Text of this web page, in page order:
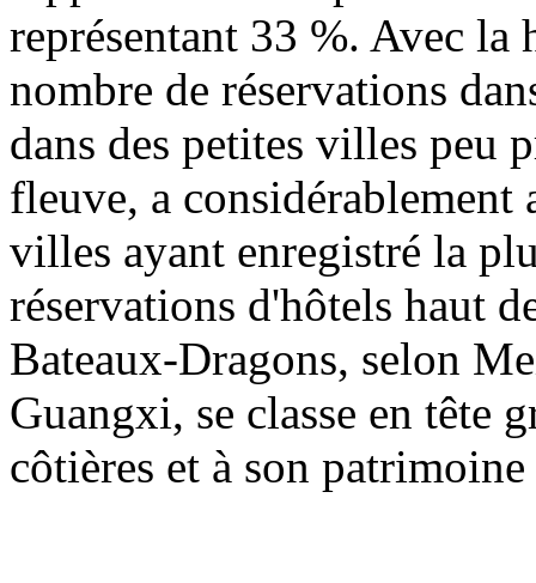
représentant 33 %. Avec la
nombre de réservations
dans des petites villes peu
fleuve, a considérablement
villes ayant enregistré la
réservations d'hôtels haut
Bateaux-Dragons, selon
Guangxi, se classe en tête
côtières et à son